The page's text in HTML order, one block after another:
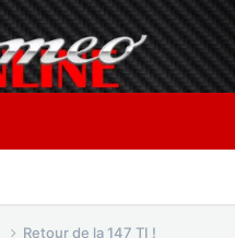
Retour de la 147 TI !